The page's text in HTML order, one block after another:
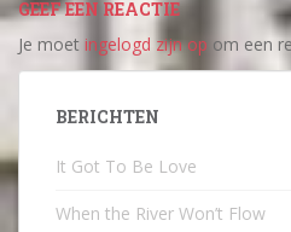
GEEF EEN REACTIE
Je moet ingelogd zijn op om een
BERICHTEN
It Got To Be Love
When the River Won’t Flow